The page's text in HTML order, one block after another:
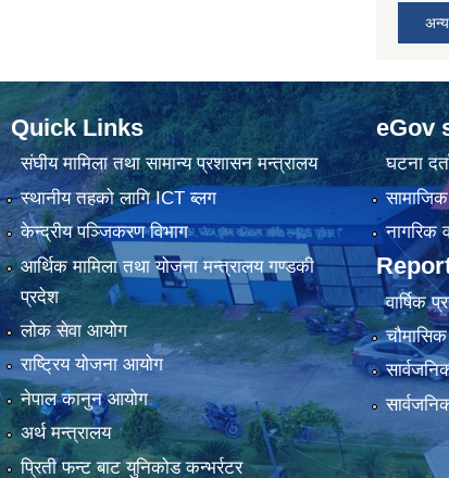
अन्य
Quick Links
संघीय मामिला तथा सामान्य प्रशासन मन्त्रालय
स्थानीय तहको लागि ICT ब्लग
केन्द्रीय पञ्जिकरण विभाग
आर्थिक मामिला तथा योजना मन्त्रालय गण्डकी
प्रदेश
लोक सेवा आयोग
राष्ट्रिय योजना आयोग
नेपाल कानुन आयोग
अर्थ मन्त्रालय
प्रिती फन्ट बाट युनिकोड कन्भर्रटर
eGov
घटना
सामाजिक
नागरिक
वार्षिक